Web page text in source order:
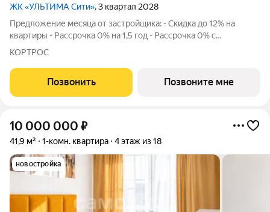
ЖК «УЛЬТИМА Сити», 3 квартал 2028
Предложение месяца от застройщика: - Скидка до 12% на
квартиры - Рассрочка 0% на 1,5 год - Рассрочка 0% с
первоначальным взносом от 10% - Ипотека для всех, ставка
Ипотека для всех на весь
КОРТРОС
Позвонить Позвоните мне
10 000 000 ₽
41,9 м² 1-комн. квартира 4 этаж из 18
новостройка